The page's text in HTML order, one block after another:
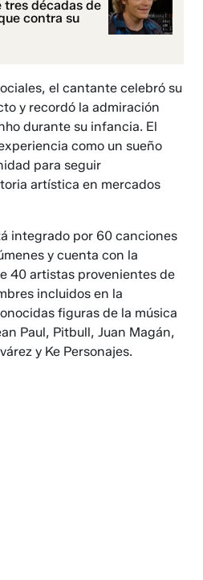
tres décadas de
contra su
el cantante celebró su
y recordó la admiración
durante su infancia. El
como un sueño
para seguir
artística en mercados
integrado por 60 canciones
y cuenta con la
40 artistas provenientes de
incluidos en la
figuras de la música
Paul, Pitbull, Juan Magán,
y Ke Personajes.